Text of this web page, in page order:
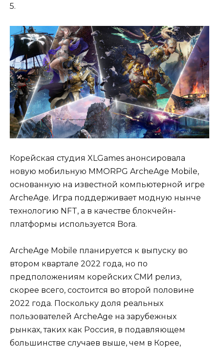
5.
Корейская студия XLGames анонсировала
новую мобильную MMORPG ArcheAge Mobile,
основанную на известной компьютерной игре
ArcheAge. Игра поддерживает модную нынче
технологию NFT, а в качестве блокчейн-
платформы используется Bora.
ArcheAge Mobile планируется к выпуску во
втором квартале 2022 года, но по
предположениям корейских СМИ релиз,
скорее всего, состоится во второй половине
2022 года. Поскольку доля реальных
пользователей ArcheAge на зарубежных
рынках, таких как Россия, в подавляющем
большинстве случаев выше, чем в Корее,